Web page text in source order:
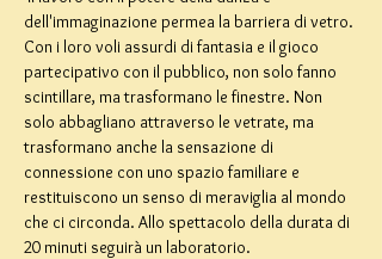
dell'immaginazione permea la barriera di vetro.
Con i loro voli assurdi di fantasia e il gioco
partecipativo con il pubblico, non solo fanno
scintillare, ma trasformano le finestre. Non
solo abbagliano attraverso le vetrate, ma
trasformano anche la sensazione di
connessione con uno spazio familiare e
restituiscono un senso di meraviglia al mondo
che ci circonda. Allo spettacolo della durata di
20 minuti seguirà un laboratorio.